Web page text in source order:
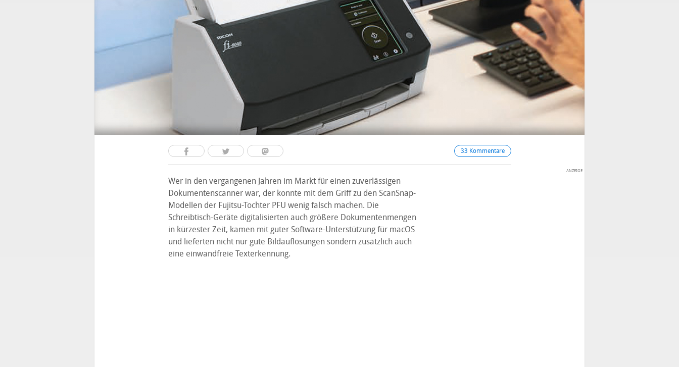
33 Kommentare
Wer in den vergangenen Jahren im Markt für einen zuverlässigen
Dokumentenscanner war, der konnte mit dem Griff zu den ScanSnap-
Modellen der Fujitsu-Tochter PFU wenig falsch machen. Die
Schreibtisch-Geräte digitalisierten auch größere Dokumentenmengen
in kürzester Zeit, kamen mit guter Software-Unterstützung für macOS
und lieferten nicht nur gute Bildauflösungen sondern zusätzlich auch
eine einwandfreie Texterkennung.